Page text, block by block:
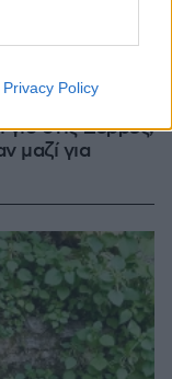
Privacy Policy
στις Σέρρες,
μαζί για